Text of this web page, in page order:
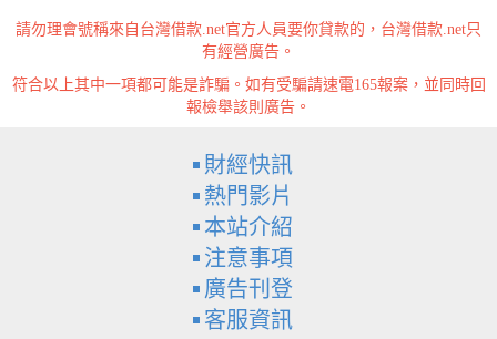
請勿理會號稱來自台灣借款.net官方人員要你貸款的，台灣借款.net只
有經營廣告。
符合以上其中一項都可能是詐騙。如有受騙請速電165報案，並同時回
報檢舉該則廣告。
財經快訊
熱門影片
本站介紹
注意事項
廣告刊登
客服資訊